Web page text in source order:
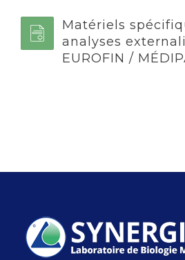
Matériels
analyses
EUROFIN /